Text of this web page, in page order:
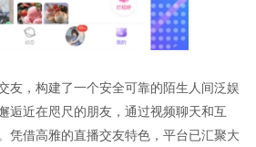
友，构建了一个安全可靠的陌生人间泛娱
逅近在咫尺的朋友，通过视频聊天和互
凭借高雅的直播交友特色，平台已汇聚大